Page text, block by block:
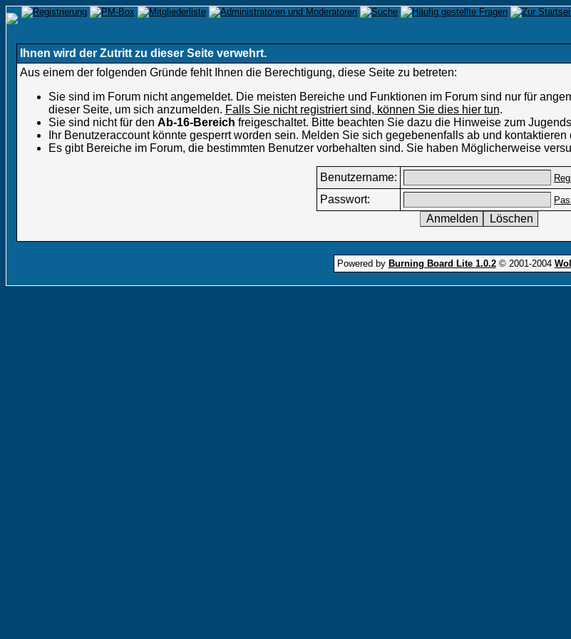
Ihnen wird der Zutritt zu dieser Seite verwehrt.
Aus einem der folgenden Gründe fehlt Ihnen die Berechtigung, diese Seite zu betreten:
Sie sind im Forum nicht angemeldet. Die meisten Bereiche und Funktionen im Forum sind nur für
dieser Seite, um sich anzumelden. Falls Sie nicht registriert sind, können Sie dies hier tun.
Sie sind nicht für den Ab-16-Bereich freigeschaltet. Bitte beachten Sie dazu die Hinweise zum
Ihr Benutzeraccount könnte gesperrt worden sein. Melden Sie sich gegebenenfalls ab und
Es gibt Bereiche im Forum, die bestimmten Benutzer vorbehalten sind. Sie haben Möglicherweise
Benutzername:
Passwort:
Powered by Burning Board Lite 1.0.2© 2001-2004